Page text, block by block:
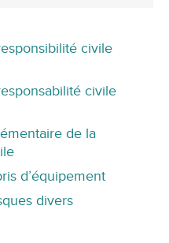
civile
civile
de la
d’équipement
divers